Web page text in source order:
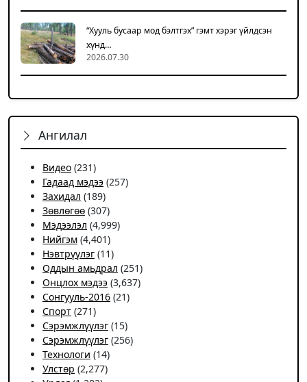
“Хууль бусаар мод бэлтгэх” гэмт хэрэг үйлдсэн
хүнд…
2026.07.30
Ангилал
Видео (231)
Гадаад мэдээ (257)
Захидал (189)
Зөвлөгөө (307)
Мэдээлэл (4,999)
Нийгэм (4,401)
Нэвтрүүлэг (11)
Оддын амьдрал (251)
Онцлох мэдээ (3,637)
Сонгууль-2016 (21)
Спорт (271)
Сэрэмжлүүлэг (15)
Сэрэмжлүүлэг (256)
Технологи (14)
Улстөр (2,277)